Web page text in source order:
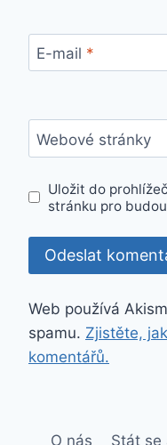
E-mail *
Webové stránky
Uložit do
stránku pro
Web používá
spamu. Zjistěte,
komentářů.
O nás Stát se